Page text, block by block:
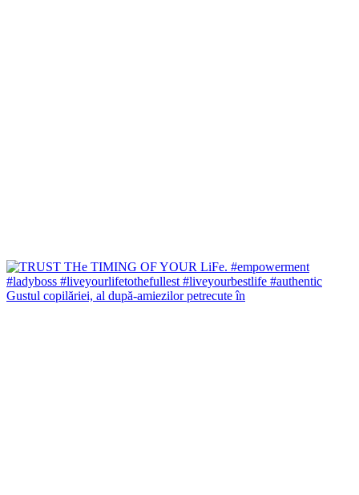
Gustul copilăriei, al după-amiezilor petrecute în